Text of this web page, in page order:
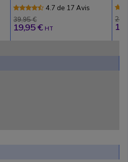
4.7 de 17 Avis
39,95 €
19,95 € HT